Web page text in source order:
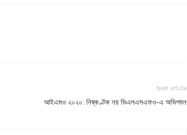
Next article
আইএমও ২০২০: নিষ্কণ্টক নয় ভিএলএসএফও-এ অভিগমন